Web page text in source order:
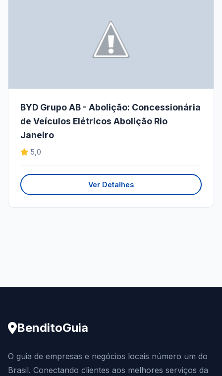
BYD Grupo AB - Abolição: Concessionária
de Veículos Elétricos Abolição Rio
Janeiro
5,0
Ver Detalhes
BenditoGuia
O guia de empresas e negócios locais número um do
Brasil. Conectando clientes aos melhores serviços da